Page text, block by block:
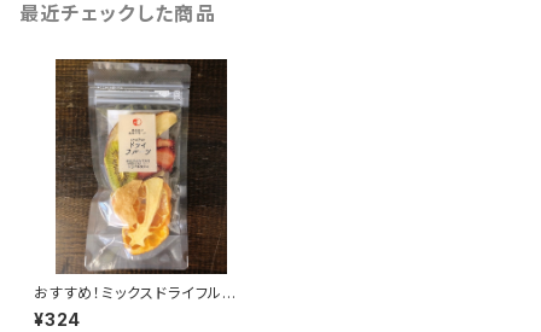
最近チェックした商品
おすすめ！ミックスドライフルー
ツ
¥324